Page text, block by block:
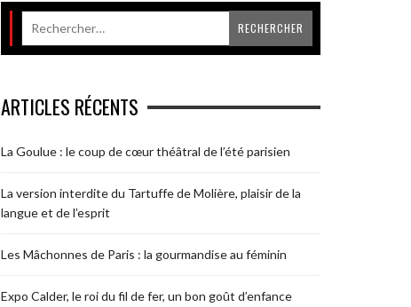
ARTICLES RÉCENTS
La Goulue : le coup de cœur théâtral de l’été parisien
La version interdite du Tartuffe de Molière, plaisir de la
langue et de l’esprit
Les Mâchonnes de Paris : la gourmandise au féminin
Expo Calder, le roi du fil de fer, un bon goût d’enfance